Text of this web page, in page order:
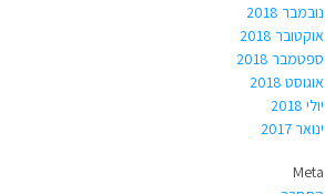
נובמבר 2018
אוקטובר 2018
ספטמבר 2018
אוגוסט 2018
יולי 2018
ינואר 2017
Meta